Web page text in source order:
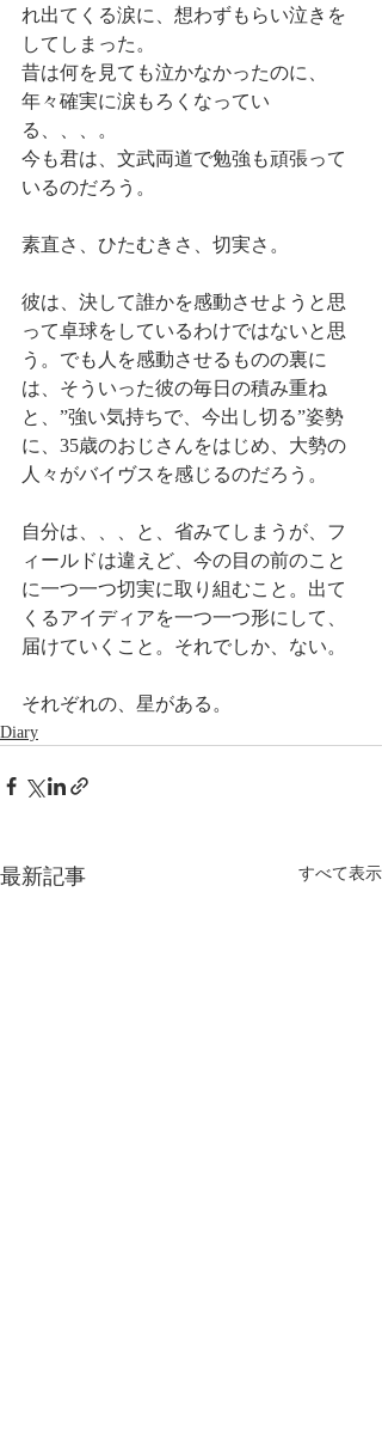
れ出てくる涙に、想わずもらい泣きを
してしまった。
昔は何を見ても泣かなかったのに、
年々確実に涙もろくなってい
る、、、。
今も君は、文武両道で勉強も頑張って
いるのだろう。
素直さ、ひたむきさ、切実さ。
彼は、決して誰かを感動させようと思
って卓球をしているわけではないと思
う。でも人を感動させるものの裏に
は、そういった彼の毎日の積み重ね
と、”強い気持ちで、今出し切る”姿勢
に、35歳のおじさんをはじめ、大勢の
人々がバイヴスを感じるのだろう。
自分は、、、と、省みてしまうが、フ
ィールドは違えど、今の目の前のこと
に一つ一つ切実に取り組むこと。出て
くるアイディアを一つ一つ形にして、
届けていくこと。それでしか、ない。
それぞれの、星がある。
Diary
最新記事 すべて表示